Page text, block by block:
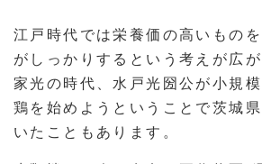
江戸時代では栄養価の高いもの
がしっかりするという考えが広
家光の時代、水戸光圀公が小規
鶏を始めようということで茨城
いたこともあります。